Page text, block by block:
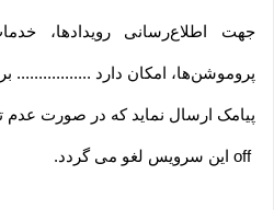
جهت اطلاع‌رسانی رویدادها،
پروموشن‌ها، امکان دارد .................
پیامک ارسال نماید که در صورت عدم
off این سرویس لغو می گردد.